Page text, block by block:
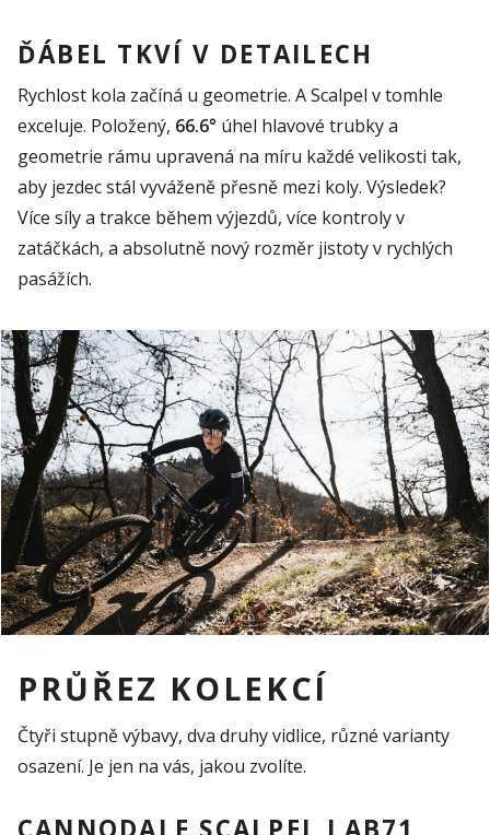
ĎÁBEL TKVÍ V DETAILECH
Rychlost kola začíná u geometrie. AScalpel v tomhle
exceluje. Položený, 66.6° úhel hlavové trubky a
geometrie rámu upravená na míru každé velikosti tak,
aby jezdec stál vyváženě přesně mezi koly. Výsledek?
Více síly a trakce během výjezdů, více kontroly v
zatáčkách, a absolutně nový rozměr jistoty v rychlých
pasážích.
PRŮŘEZ KOLEKCÍ
Čtyři stupně výbavy, dva druhy vidlice, různé varianty
osazení. Je jen na vás, jakou zvolíte.